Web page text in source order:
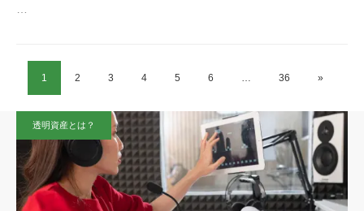
1 2 3 4 5 6 … 36 »
透明資産とは？